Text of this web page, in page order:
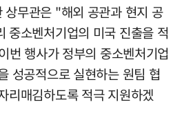
상무관은 "해외 공관과 현지 공
중소벤처기업의 미국 진출을 적
번 행사가 정부의 중소벤처기업
성공적으로 실현하는 원팀 협
리매김하도록 적극 지원하겠